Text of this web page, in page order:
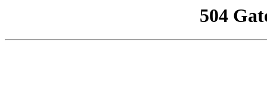
504